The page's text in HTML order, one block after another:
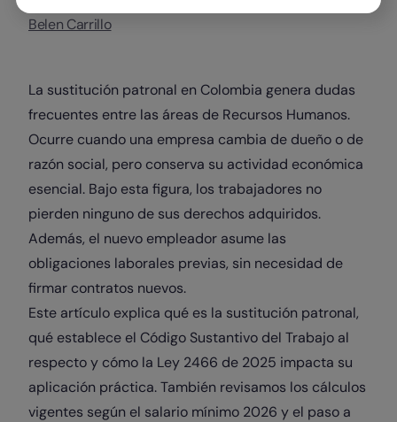
Belen Carrillo
La sustitución patronal en Colombia genera dudas
frecuentes entre las áreas de Recursos Humanos.
Ocurre cuando una empresa cambia de dueño o de
razón social, pero conserva su actividad económica
esencial. Bajo esta figura, los trabajadores no
pierden ninguno de sus derechos adquiridos.
Además, el nuevo empleador asume las
obligaciones laborales previas, sin necesidad de
firmar contratos nuevos.
Este artículo explica qué es la sustitución patronal,
qué establece el Código Sustantivo del Trabajo al
respecto y cómo la Ley 2466 de 2025 impacta su
aplicación práctica. También revisamos los cálculos
vigentes según el salario mínimo 2026 y el paso a